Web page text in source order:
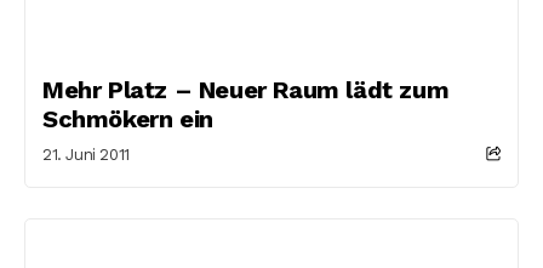
Mehr Platz – Neuer Raum lädt zum
Schmökern ein
21. Juni 2011